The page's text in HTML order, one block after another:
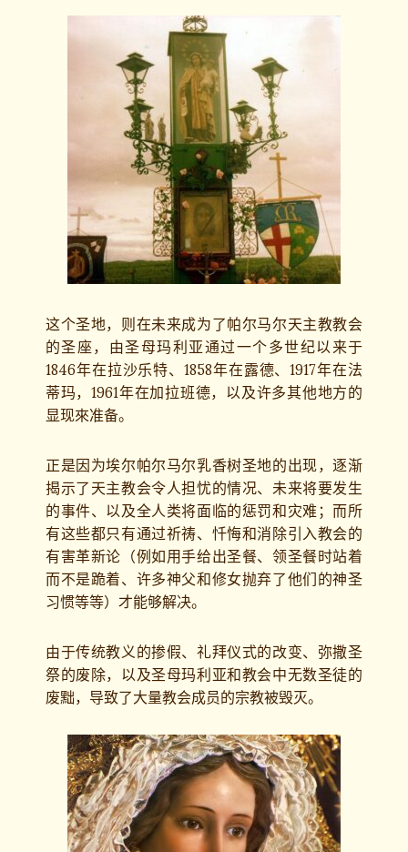
这个圣地，则在未来成为了帕尔马尔天主教教会
的圣座，由圣母玛利亚通过一个多世纪以来于
1846年在拉沙乐特、1858年在露德、1917年在法
蒂玛，1961年在加拉班德，以及许多其他地方的
显现來准备。
正是因为埃尔帕尔马尔乳香树圣地的出现，逐渐
揭示了天主教会令人担忧的情况、未来将要发生
的事件、以及全人类将面临的惩罚和灾难；而所
有这些都只有通过祈祷、忏悔和消除引入教会的
有害革新论（例如用手给出圣餐、领圣餐时站着
而不是跪着、许多神父和修女抛弃了他们的神圣
习惯等等）才能够解决。
由于传统教义的掺假、礼拜仪式的改变、弥撒圣
祭的废除，以及圣母玛利亚和教会中无数圣徒的
废黜，导致了大量教会成员的宗教被毁灭。